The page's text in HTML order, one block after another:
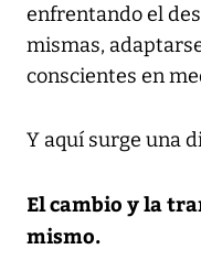
enfrentando el
mismas,
conscientes en
Y aquí surge una
El cambio y la
mismo.